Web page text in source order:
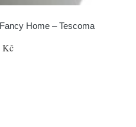
Home – Tescoma
Kč